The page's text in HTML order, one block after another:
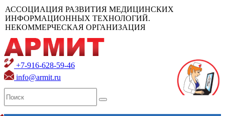
АССОЦИАЦИЯ РАЗВИТИЯ МЕДИЦИНСКИХ
ИНФОРМАЦИОННЫХ ТЕХНОЛОГИЙ.
НЕКОММЕРЧЕСКАЯ ОРГАНИЗАЦИЯ
+7-916-628-59-46
info@armit.ru